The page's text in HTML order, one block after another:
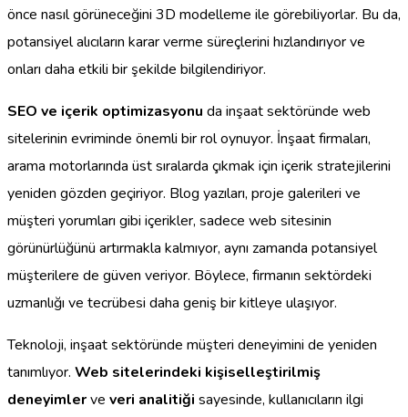
önce nasıl görüneceğini 3D modelleme ile görebiliyorlar. Bu da,
potansiyel alıcıların karar verme süreçlerini hızlandırıyor ve
onları daha etkili bir şekilde bilgilendiriyor.
SEO ve içerik optimizasyonu da inşaat sektöründe web
sitelerinin evriminde önemli bir rol oynuyor. İnşaat firmaları,
arama motorlarında üst sıralarda çıkmak için içerik stratejilerini
yeniden gözden geçiriyor. Blog yazıları, proje galerileri ve
müşteri yorumları gibi içerikler, sadece web sitesinin
görünürlüğünü artırmakla kalmıyor, aynı zamanda potansiyel
müşterilere de güven veriyor. Böylece, firmanın sektördeki
uzmanlığı ve tecrübesi daha geniş bir kitleye ulaşıyor.
Teknoloji, inşaat sektöründe müşteri deneyimini de yeniden
tanımlıyor. Web sitelerindeki kişiselleştirilmiş
deneyimlerve veri analitiği sayesinde, kullanıcıların ilgi